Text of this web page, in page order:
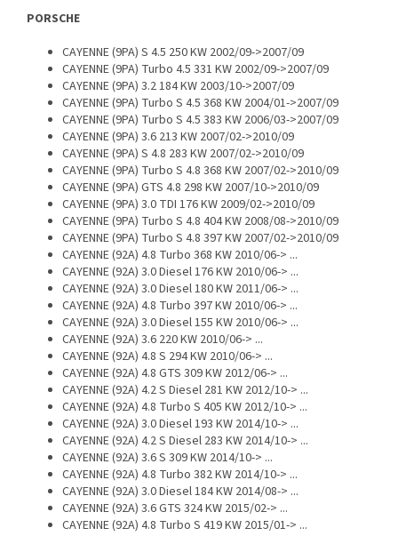
PORSCHE
CAYENNE (9PA) S 4.5 250 KW 2002/09->2007/09
CAYENNE (9PA) Turbo 4.5 331 KW 2002/09->2007/09
CAYENNE (9PA) 3.2 184 KW 2003/10->2007/09
CAYENNE (9PA) Turbo S 4.5 368 KW 2004/01->2007/09
CAYENNE (9PA) Turbo S 4.5 383 KW 2006/03->2007/09
CAYENNE (9PA) 3.6 213 KW 2007/02->2010/09
CAYENNE (9PA) S 4.8 283 KW 2007/02->2010/09
CAYENNE (9PA) Turbo S 4.8 368 KW 2007/02->2010/09
CAYENNE (9PA) GTS 4.8 298 KW 2007/10->2010/09
CAYENNE (9PA) 3.0 TDI 176 KW 2009/02->2010/09
CAYENNE (9PA) Turbo S 4.8 404 KW 2008/08->2010/09
CAYENNE (9PA) Turbo S 4.8 397 KW 2007/02->2010/09
CAYENNE (92A) 4.8 Turbo 368 KW 2010/06-> ...
CAYENNE (92A) 3.0 Diesel 176 KW 2010/06-> ...
CAYENNE (92A) 3.0 Diesel 180 KW 2011/06-> ...
CAYENNE (92A) 4.8 Turbo 397 KW 2010/06-> ...
CAYENNE (92A) 3.0 Diesel 155 KW 2010/06-> ...
CAYENNE (92A) 3.6 220 KW 2010/06-> ...
CAYENNE (92A) 4.8 S 294 KW 2010/06-> ...
CAYENNE (92A) 4.8 GTS 309 KW 2012/06-> ...
CAYENNE (92A) 4.2 S Diesel 281 KW 2012/10-> ...
CAYENNE (92A) 4.8 Turbo S 405 KW 2012/10-> ...
CAYENNE (92A) 3.0 Diesel 193 KW 2014/10-> ...
CAYENNE (92A) 4.2 S Diesel 283 KW 2014/10-> ...
CAYENNE (92A) 3.6 S 309 KW 2014/10-> ...
CAYENNE (92A) 4.8 Turbo 382 KW 2014/10-> ...
CAYENNE (92A) 3.0 Diesel 184 KW 2014/08-> ...
CAYENNE (92A) 3.6 GTS 324 KW 2015/02-> ...
CAYENNE (92A) 4.8 Turbo S 419 KW 2015/01-> ...